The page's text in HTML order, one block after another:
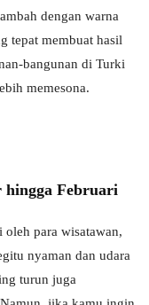
dengan warna
tepat membuat hasil
bangunan di Turki
memesona.
hingga Februari
para wisatawan,
nyaman dan udara
turun juga